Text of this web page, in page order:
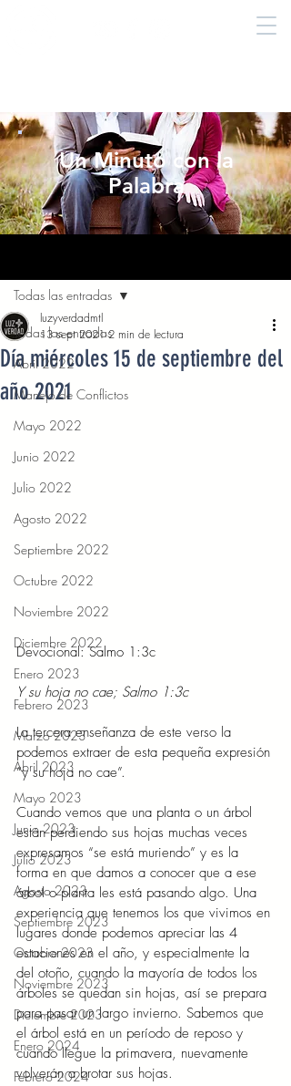
Un Minuto con la
Palabra
Todas las entradas
Abril 2022
Manejo de Conflictos
Mayo 2022
Junio 2022
Julio 2022
Agosto 2022
Septiembre 2022
Octubre 2022
Noviembre 2022
Diciembre 2022
Enero 2023
Febrero 2023
Marzo 2023
Abril 2023
Mayo 2023
Junio 2023
Julio 2023
Agosto 2023
Septiembre 2023
Octubre 2023
Noviembre 2023
Diciembre 2023
Enero 2024
Febrero 2024
Todas las entradas
Día miércoles 15 de septiembre del
año 2021
luzyverdadmtl
13 sept 2021 2 min de lectura
Devocional: Salmo 1:3c
Y su hoja no cae; Salmo 1:3c
La tercera enseñanza de este verso la
podemos extraer de esta pequeña expresión
“y su hoja no cae”.
Cuando vemos que una planta o un árbol
están perdiendo sus hojas muchas veces
expresamos “se está muriendo” y es la
forma en que damos a conocer que a ese
árbol o planta les está pasando algo. Una
experiencia que tenemos los que vivimos en
lugares donde podemos apreciar las 4
estaciones en el año, y especialmente la
del otoño, cuando la mayoría de todos los
árboles se quedan sin hojas, así se prepara
para pasar un largo invierno. Sabemos que
el árbol está en un período de reposo y
cuando llegue la primavera, nuevamente
volverán a brotar sus hojas.